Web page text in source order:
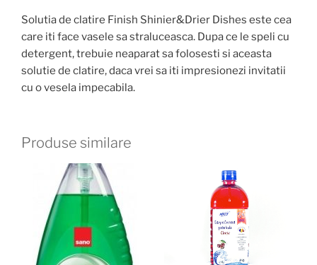
Solutia de clatire Finish Shinier&Drier Dishes este cea
care iti face vasele sa straluceasca. Dupa ce le speli cu
detergent, trebuie neaparat sa folosesti si aceasta
solutie de clatire, daca vrei sa iti impresionezi invitatii
cu o vesela impecabila.
Produse similare